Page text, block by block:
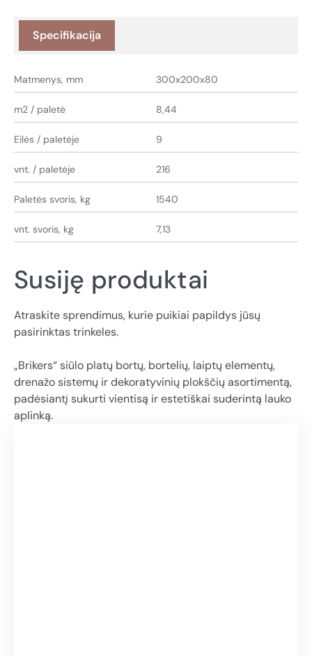
Specifikacija
Matmenys, mm 300x200x80
m2 / paletė 8,44
Eilės / paletėje 9
vnt. / paletėje 216
Paletės svoris, kg 1540
vnt. svoris, kg 7,13
Susiję produktai
Atraskite sprendimus, kurie puikiai papildys jūsų
pasirinktas trinkeles.
„Brikers“ siūlo platų bortų, bortelių, laiptų elementų,
drenažo sistemų ir dekoratyvinių plokščių asortimentą,
padėsiantį sukurti vientisą ir estetiškai suderintą lauko
aplinką.